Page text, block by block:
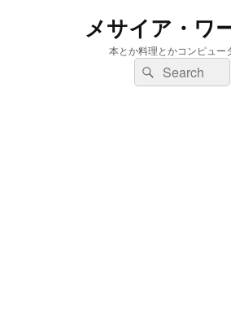
メサイア・ワ
本とか料理とかコンピュー
検
索:
検
索